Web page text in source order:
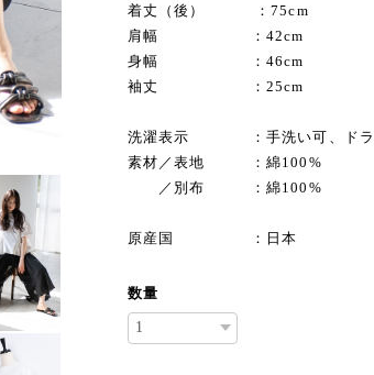
着丈（後） ：75cm
肩幅 ：42cm
身幅 ：46cm
袖丈 ：25cm
洗濯表示 ：手洗い可、ドラ
素材／表地 ：綿100%
／別布 ：綿100%
原産国 ：日本
数量